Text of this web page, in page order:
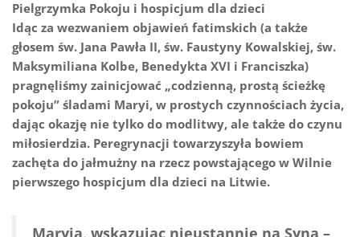
Pielgrzymka Pokoju i hospicjum dla dzieci
Idąc za wezwaniem objawień fatimskich (a także
głosem św. Jana Pawła II, św. Faustyny Kowalskiej, św.
Maksymiliana Kolbe, Benedykta XVI i Franciszka)
pragnęliśmy zainicjować „codzienną, prostą ścieżkę
pokoju” śladami Maryi, w prostych czynnościach życia,
dając okazję nie tylko do modlitwy, ale także do czynu
miłosierdzia. Peregrynacji towarzyszyła bowiem
zachęta do jałmużny na rzecz powstającego w Wilnie
pierwszego hospicjum dla dzieci na Litwie.